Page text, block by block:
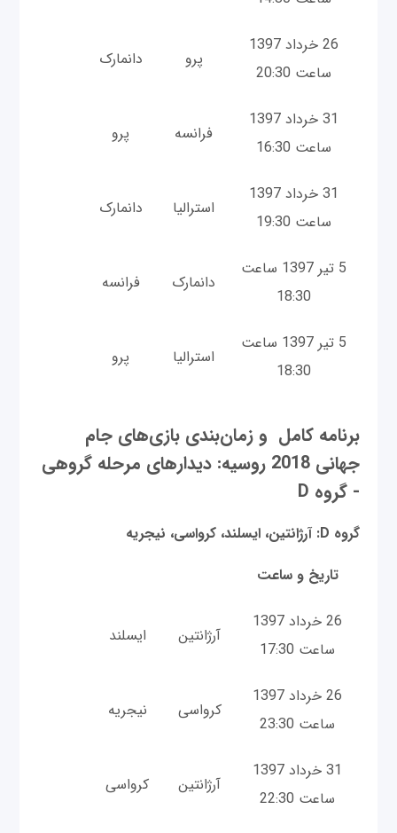
26 خرداد 1397
ساعت 20:30
پرو دانمارک
31 خرداد 1397
ساعت 16:30
فرانسه پرو
31 خرداد 1397
ساعت 19:30
استرالیا دانمارک
5 تیر 1397 ساعت
18:30
دانمارک فرانسه
5 تیر 1397 ساعت
18:30
استرالیا پرو
برنامه کامل و زمان‌بندی بازی‌های جام
جهانی 2018 روسیه: دیدارهای مرحله گروهی
- گروه D
گروه D: آرژانتین، ایسلند، کرواسی، نیجریه
تاریخ و ساعت
26 خرداد 1397
ساعت 17:30
آرژانتین ایسلند
26 خرداد 1397
ساعت 23:30
کرواسی نیجریه
31 خرداد 1397
ساعت 22:30
آرژانتین کرواسی